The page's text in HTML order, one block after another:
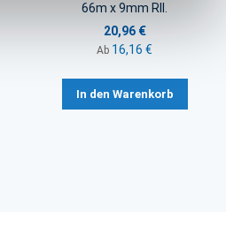
66m x 9mm Rll.
20,96 €
Ab 16,16 €
In den Warenkorb